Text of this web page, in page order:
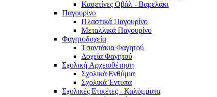
Κασετίνες Οβάλ - Βαρελάκι
Παγουρίνo
Πλαστικά Παγουρίνo
Μεταλλικά Παγουρίνo
Φαγητοδοχεία
Tσαντάκια Φαγητού
Δοχεία Φαγητού
Σχολική Aρχειοθέτηση
Σχολικά Ενθύμια
Σχολικά Έντυπα
Σχολικές Ετικέτες - Καλύμματα